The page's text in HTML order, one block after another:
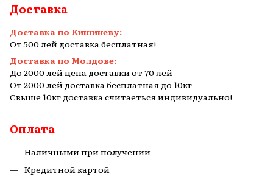
Доставка
Доставка по Кишиневу:
От 500 лей доставка бесплатная!
Доставка по Молдове:
До 2000 лей цена доставки от 70 лей
От 2000 лей доставка бесплатная до 10кг
Свыше 10кг доставка считаеться индивидуально!
Оплата
Наличными при получении
Кредитной картой